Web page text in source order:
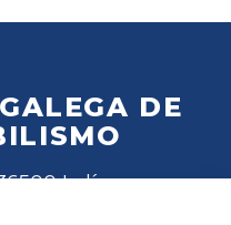
DE
Lalín
28 41